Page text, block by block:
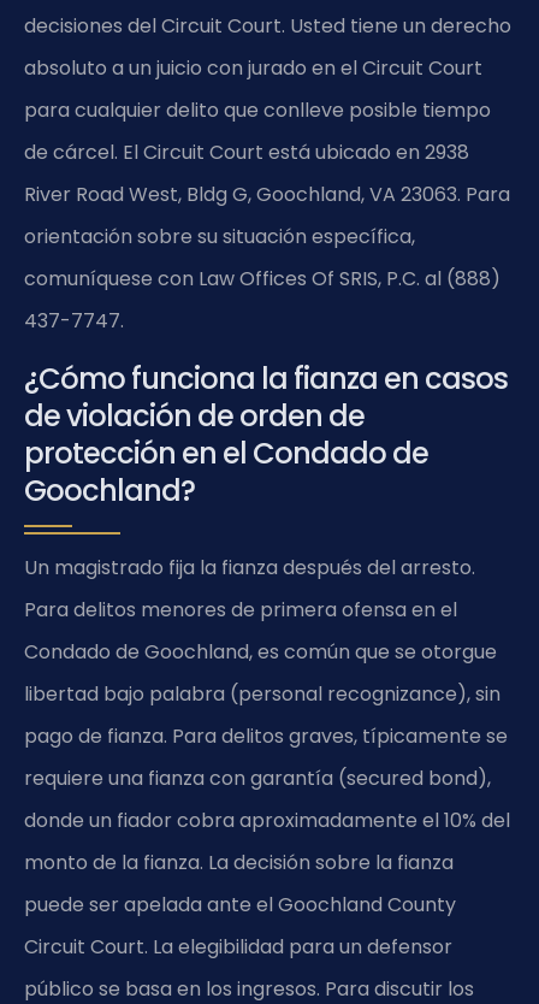
decisiones del Circuit Court. Usted tiene un derecho
absoluto a un juicio con jurado en el Circuit Court
para cualquier delito que conlleve posible tiempo
de cárcel. El Circuit Court está ubicado en 2938
River Road West, Bldg G, Goochland, VA 23063. Para
orientación sobre su situación específica,
comuníquese con Law Offices Of SRIS, P.C. al (888)
437-7747.
¿Cómo funciona la fianza en casos
de violación de orden de
protección en el Condado de
Goochland?
Un magistrado fija la fianza después del arresto.
Para delitos menores de primera ofensa en el
Condado de Goochland, es común que se otorgue
libertad bajo palabra (personal recognizance), sin
pago de fianza. Para delitos graves, típicamente se
requiere una fianza con garantía (secured bond),
donde un fiador cobra aproximadamente el 10% del
monto de la fianza. La decisión sobre la fianza
puede ser apelada ante el Goochland County
Circuit Court. La elegibilidad para un defensor
público se basa en los ingresos. Para discutir los